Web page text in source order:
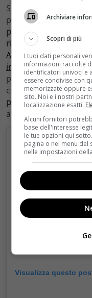
Stupisce il loro
pubblico le conosce
parla di Marina
rispettivamente le
All’interno della
insostenibilee
potrebbe addirittura
come anticipato dal
però, si rivelano
a divertirsi.
Visualizza questo
Archiviare
Scopri di più
I tuoi dati personali
informazioni raccolte
identificatori univoci e
essere condivise con
memorizzate oppure
sito. Noi e i nostri
localizzazione esatti.
Alcuni fornitori
base dell'interesse
le tue opzioni qui
pagina o nel menu del
nelle impostazioni